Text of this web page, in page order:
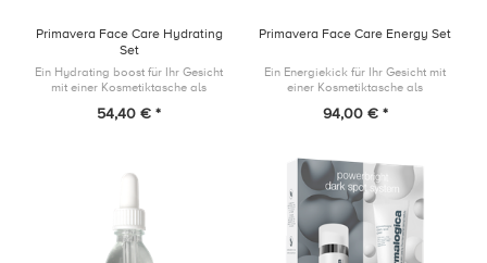
Primavera Face Care Hydrating
Set
Ein Hydrating boost für Ihr Gesicht
mit einer Kosmetiktasche als
54,40 € *
Primavera Face Care Energy Set
Ein Energiekick für Ihr Gesicht mit
einer Kosmetiktasche als
94,00 € *